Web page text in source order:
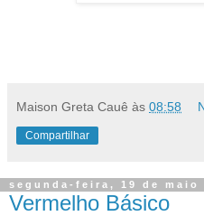
Maison Greta Cauê às 08:58
Compartilhar
segunda-feira, 19 de maio
Vermelho Básico